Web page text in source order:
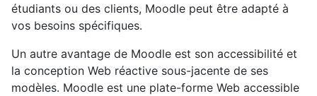
étudiants ou des clients, Moodle peut être adapté à
vos besoins spécifiques.
Un autre avantage de Moodle est son accessibilité et
la conception Web réactive sous-jacente de ses
modèles. Moodle est une plate-forme Web accessible